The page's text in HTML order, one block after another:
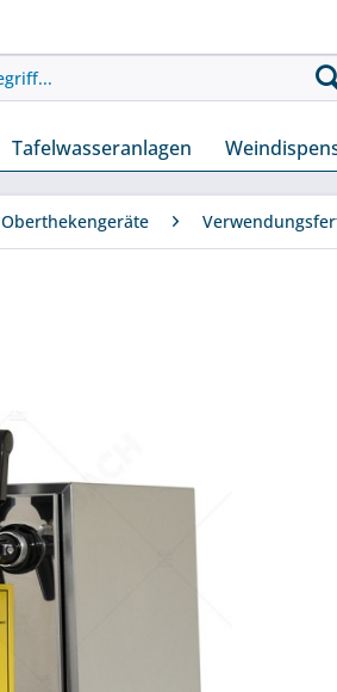
Tafelwasseranlagen
Oberthekengeräte